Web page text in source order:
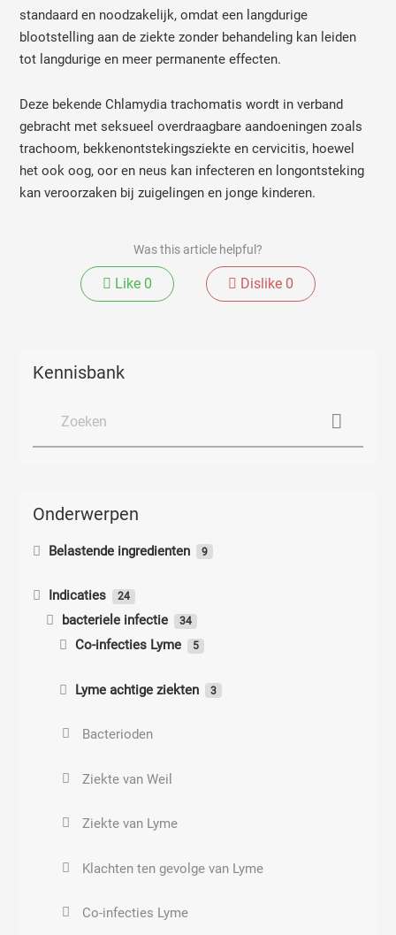
standaard en noodzakelijk, omdat een langdurige
blootstelling aan de ziekte zonder behandeling kan leiden
tot langdurige en meer permanente effecten.
Deze bekende Chlamydia trachomatis wordt in verband
gebracht met seksueel overdraagbare aandoeningen zoals
trachoom, bekkenontstekingsziekte en cervicitis, hoewel
het ook oog, oor en neus kan infecteren en longontsteking
kan veroorzaken bij zuigelingen en jonge kinderen.
Was this article helpful?
Like 0 Dislike 0
Kennisbank
Onderwerpen
Belastende ingredienten 9
Paraffineverslaving
Indicaties 24
bacteriele infectie 34
Co-infecties Lyme 5
Lyme achtige ziekten 3
Bacterioden
Ziekte van Weil
Ziekte van Lyme
Klachten ten gevolge van Lyme
Co-infecties Lyme